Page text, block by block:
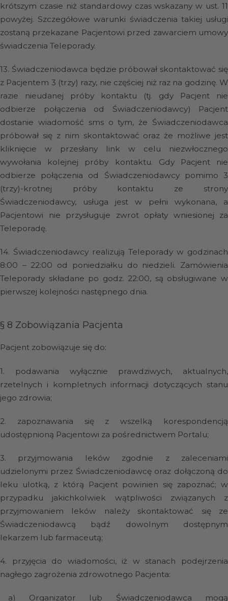
krótszym czasie niż standardowy czas wskazany w ust. 11
powyżej. Szczegółowe warunki świadczenia takiej usługi
zostaną przekazane Pacjentowi przed zawarciem umowy
świadczenia Teleporady.
13. Świadczeniodawca będzie próbował skontaktować się
z Pacjentem 3 (trzy) razy, nie częściej niż raz na godzinę. W
razie nieudanej próby kontaktu (tj. gdy Pacjent nie
odbierze połączenia od Świadczeniodawcy) Pacjent
dostanie wiadomość sms o tym, że Świadczeniodawca
próbował się z nim skontaktować oraz że możliwe jest
kliknięcie w przesłany link w celu niezwłocznego
wywołania kolejnej próby kontaktu. Gdy Pacjent nie
odbierze połączenia od Świadczeniodawcy pomimo 3
(trzy)-krotnej próby kontaktu ze strony
Świadczeniodawcy, usługa jest w pełni wykonana, a
Pacjentowi nie przysługuje zwrot opłaty wniesionej za
Teleporadę.
14. Świadczeniodawcy realizują Teleporady w godzinach
8:00 – 22:00 od poniedziałku do niedzieli. Zamówienia
Teleporady składane po godz. 22:00, są obsługiwane w
pierwszej kolejności następnego dnia.
§ 8 Zobowiązania Pacjenta
Pacjent zobowiązuje się do:
1.
podawania wyłącznie prawdziwych, aktualnych,
rzetelnych i kompletnych informacji dotyczących stanu
jego zdrowia;
2.
zapoznawania się z wszelką korespondencją
udostępnioną Pacjentowi za pośrednictwem Portalu;
3.
przyjmowania leków zgodnie z zaleceniami
udzielonymi przez Świadczeniodawcę oraz dołączoną do
leku ulotką, z którą Pacjent powinien się zapoznać; w
przypadku jakichkolwiek wątpliwości związanych z
przyjmowaniem leków należy skontaktować się ze
Świadczeniodawcą bądź dowolnym dostępnym
lekarzem lub farmaceutą;
4.
przyjęcia do wiadomości, iż w stanach podejrzenia
nagłego zagrożenia zdrowotnego Pacjenta:
a)
Organizator lub Świadczeniodawca mogą